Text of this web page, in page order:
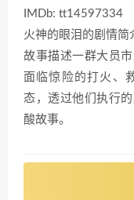
IMDb: tt14597334
火神的眼泪的剧情简介
故事描述一群大员
面临惊险的打火、
态，透过他们执行
酸故事。